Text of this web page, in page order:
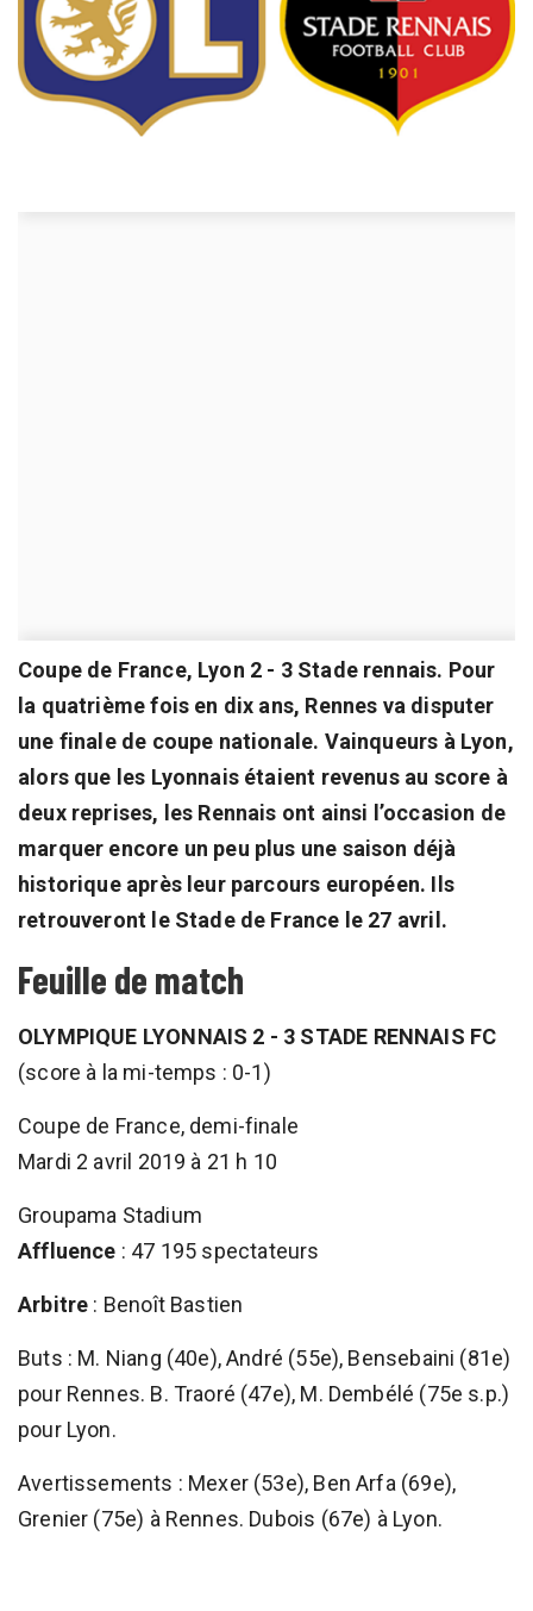
Coupe de France, Lyon 2 - 3 Stade rennais. Pour
la quatrième fois en dix ans, Rennes va disputer
une finale de coupe nationale. Vainqueurs à Lyon,
alors que les Lyonnais étaient revenus au score à
deux reprises, les Rennais ont ainsi l’occasion de
marquer encore un peu plus une saison déjà
historique après leur parcours européen. Ils
retrouveront le Stade de France le 27 avril.
Feuille de match
OLYMPIQUE LYONNAIS 2 - 3 STADE RENNAIS FC
(score à la mi-temps : 0-1)
Coupe de France, demi-finale
Mardi 2 avril 2019 à 21 h 10
Groupama Stadium
Affluence : 47 195 spectateurs
Arbitre : Benoît Bastien
Buts : M. Niang (40e), André (55e), Bensebaini (81e)
pour Rennes. B. Traoré (47e), M. Dembélé (75e s.p.)
pour Lyon.
Avertissements : Mexer (53e), Ben Arfa (69e),
Grenier (75e) à Rennes. Dubois (67e) à Lyon.